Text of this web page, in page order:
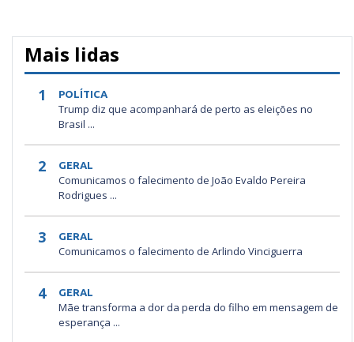
Mais lidas
1 POLÍTICA
Trump diz que acompanhará de perto as eleições no
Brasil ...
2 GERAL
Comunicamos o falecimento de João Evaldo Pereira
Rodrigues ...
3 GERAL
Comunicamos o falecimento de Arlindo Vinciguerra
4 GERAL
Mãe transforma a dor da perda do filho em mensagem de
esperança ...